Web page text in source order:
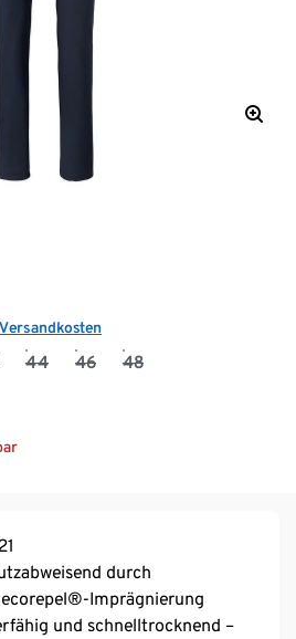
44 46 48
durch
Imprägnierung
und schnelltrocknend –